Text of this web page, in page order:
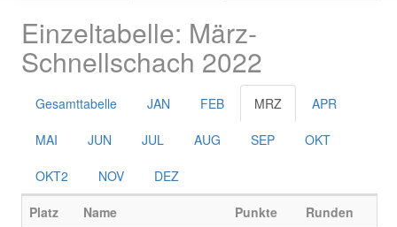
Einzeltabelle: März-
Schnellschach 2022
Gesamttabelle JAN FEB MRZ APR
MAI JUN JUL AUG SEP OKT
OKT2 NOV DEZ
Platz Name Punkte
Runden